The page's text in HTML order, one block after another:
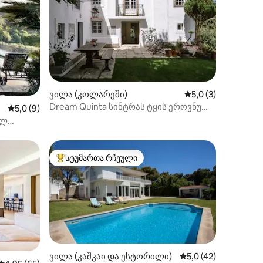
საშუალო შეფასებაა 5‑დან 5,0, 9 მიმოხილვა
5,0 (9)
ვილა (კოლარეში) საშუალო
5,0 (3)
Dream Quinta სინტრას ტყის ეროვნულ
სტუმართა რჩეული მოწინავე ვარიანტი
სტუმართა რჩეული
ვილა (კაშკაი და ესტორილი) საშუალო
5,0 (42)